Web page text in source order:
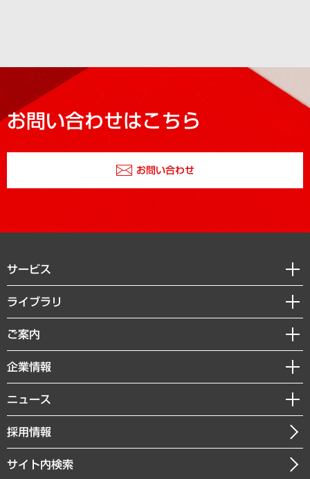
お問い合わせはこちら
お問い合わせ
サービス
経営戦略
組織・人事戦略
デジタルイノベーション
共生・ダイバーシティ
GRC（ガバナンス・リスク・コンプライアンス）・防災（政策）
経済・産業・雇用・労働
ライブラリ
経済調査
レポート
コラム
経営用語集
受託・受注実績（官公庁関連）
メディア掲載・出演
ご案内
セミナー・イベント情報
MUFGビジネスセミナー
受託案件情報
企業情報
私たちの想い
社長メッセージ
会社概要
ニュース
ニュースリリース
お知らせ
採用情報
サイト内検索